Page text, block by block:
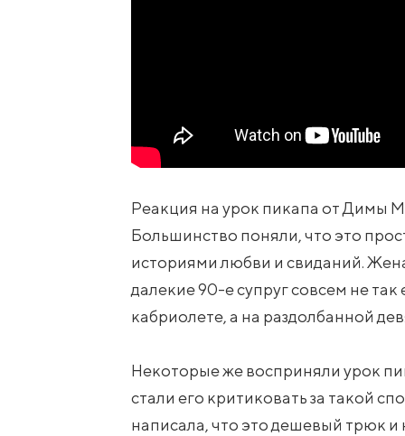
Реакция на урок пикапа от Димы
Большинство поняли, что это
историями любви и свиданий.
далекие 90-е супруг совсем не
кабриолете, а на раздолбанной
Некоторые же восприняли урок
стали его критиковать за такой
написала, что это дешевый трюк и